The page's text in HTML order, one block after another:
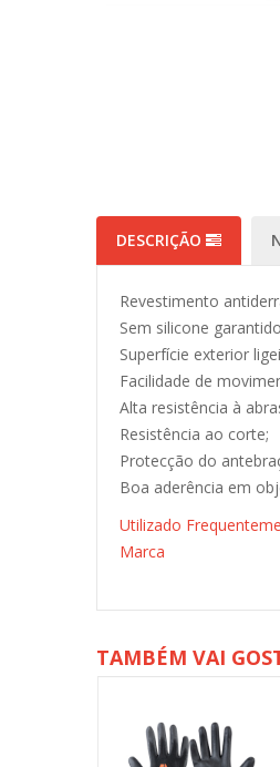
DESCRIÇÃO
Revestimento
Sem silicone
Superfície exterior
Facilidade de
Alta resistência à
Resistência ao corte;
Protecção do
Boa aderência em
Utilizado
Marca
TAMBÉM VAI